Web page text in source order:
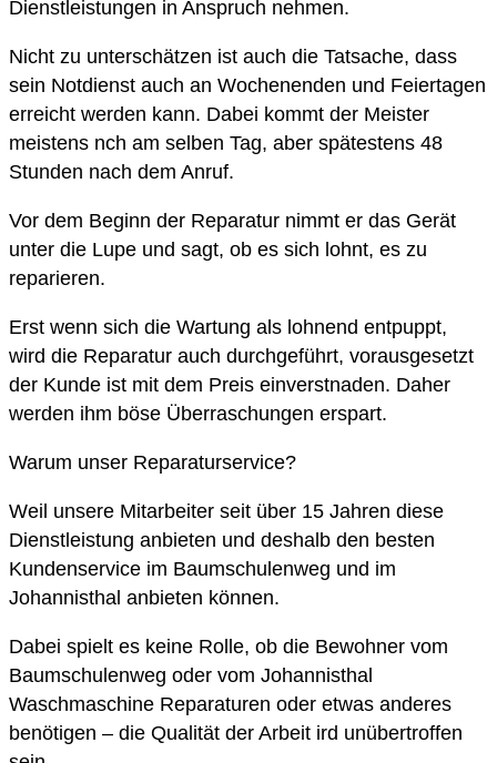
Dienstleistungen in Anspruch nehmen.
Nicht zu unterschätzen ist auch die Tatsache, dass
sein Notdienst auch an Wochenenden und Feiertagen
erreicht werden kann. Dabei kommt der Meister
meistens nch am selben Tag, aber spätestens 48
Stunden nach dem Anruf.
Vor dem Beginn der Reparatur nimmt er das Gerät
unter die Lupe und sagt, ob es sich lohnt, es zu
reparieren.
Erst wenn sich die Wartung als lohnend entpuppt,
wird die Reparatur auch durchgeführt, vorausgesetzt
der Kunde ist mit dem Preis einverstnaden. Daher
werden ihm böse Überraschungen erspart.
Warum unser Reparaturservice?
Weil unsere Mitarbeiter seit über 15 Jahren diese
Dienstleistung anbieten und deshalb den besten
Kundenservice im Baumschulenweg und im
Johannisthal anbieten können.
Dabei spielt es keine Rolle, ob die Bewohner vom
Baumschulenweg oder vom Johannisthal
Waschmaschine Reparaturen oder etwas anderes
benötigen – die Qualität der Arbeit ird unübertroffen